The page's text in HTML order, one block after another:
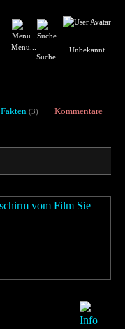
Menü...
Suche...
Unbekannt
Fakten (3) Kommentare